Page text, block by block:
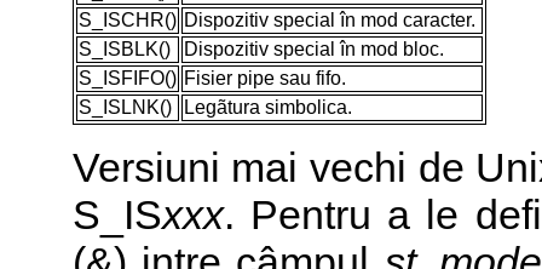
S_ISCHR() Dispozitiv special în mod caracter.
S_ISBLK()
Dispozitiv special în mod bloc.
S_ISFIFO() Fisier pipe sau fifo.
S_ISLNK()
Legãtura simbolica.
Versiuni mai vechi de
S_ISxxx. Pentru a le